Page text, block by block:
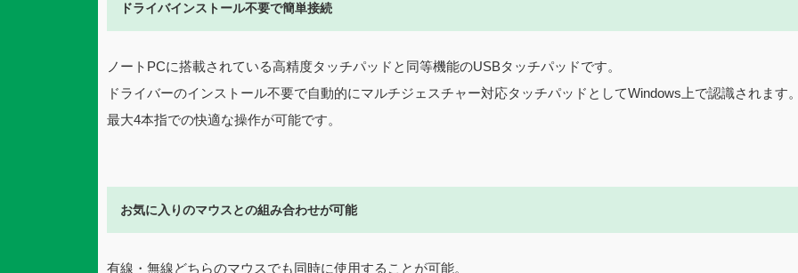
ドライバインストール不要で簡単接続
ノートPCに搭載されている高精度タッチパッドと同等機能のUSBタッチパッドです。
ドライバーのインストール不要で自動的にマルチジェスチャー対応タッチパッドとしてWindows上で認識されます
最大4本指での快適な操作が可能です。
お気に入りのマウスとの組み合わせが可能
有線・無線どちらのマウスでも同時に使用することが可能。